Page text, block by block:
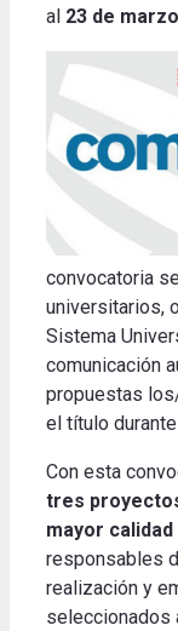
al 23 de
convocatoria
universitarios,
Sistema
comunicación
propuestas
el título
Con esta
tres
mayor
responsables
realización y
seleccionados